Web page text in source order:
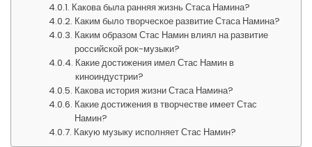
Какова была ранняя жизнь Стаса Намина?
Каким было творческое развитие Стаса Намина?
Каким образом Стас Намин влиял на развитие
российской рок-музыки?
Какие достижения имел Стас Намин в
киноиндустрии?
Какова история жизни Стаса Намина?
Какие достижения в творчестве имеет Стас
Намин?
Какую музыку исполняет Стас Намин?